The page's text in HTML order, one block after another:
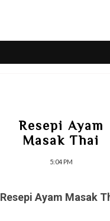
Resepi Ayam
Masak Thai
5:04 PM
Resepi Ayam Masak